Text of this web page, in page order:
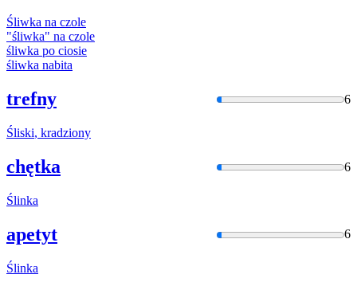
Śliwka na czole
"śliwka" na czole
śliwka po ciosie
śliwka nabita
trefny 6
Śliski, kradziony
chętka 6
Ślinka
apetyt 6
Ślinka